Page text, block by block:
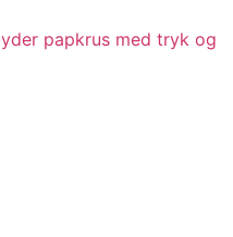
papkrus med tryk og